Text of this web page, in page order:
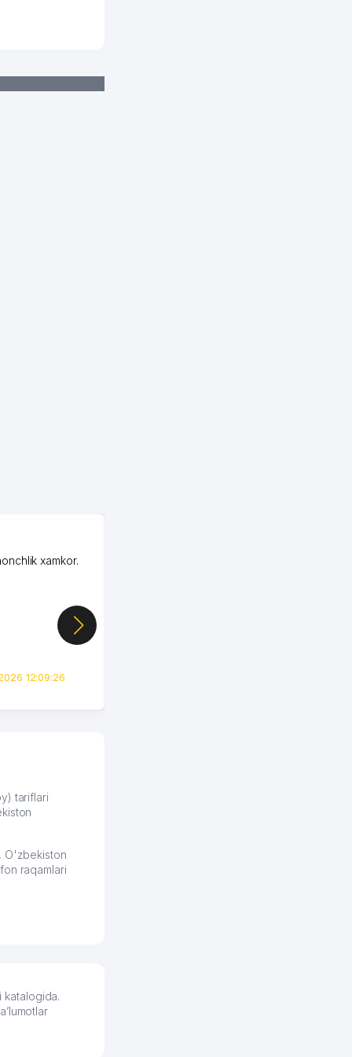
xamkor.
12:09:26
tariflari
O'zbekiston
raqamlari
katalogida.